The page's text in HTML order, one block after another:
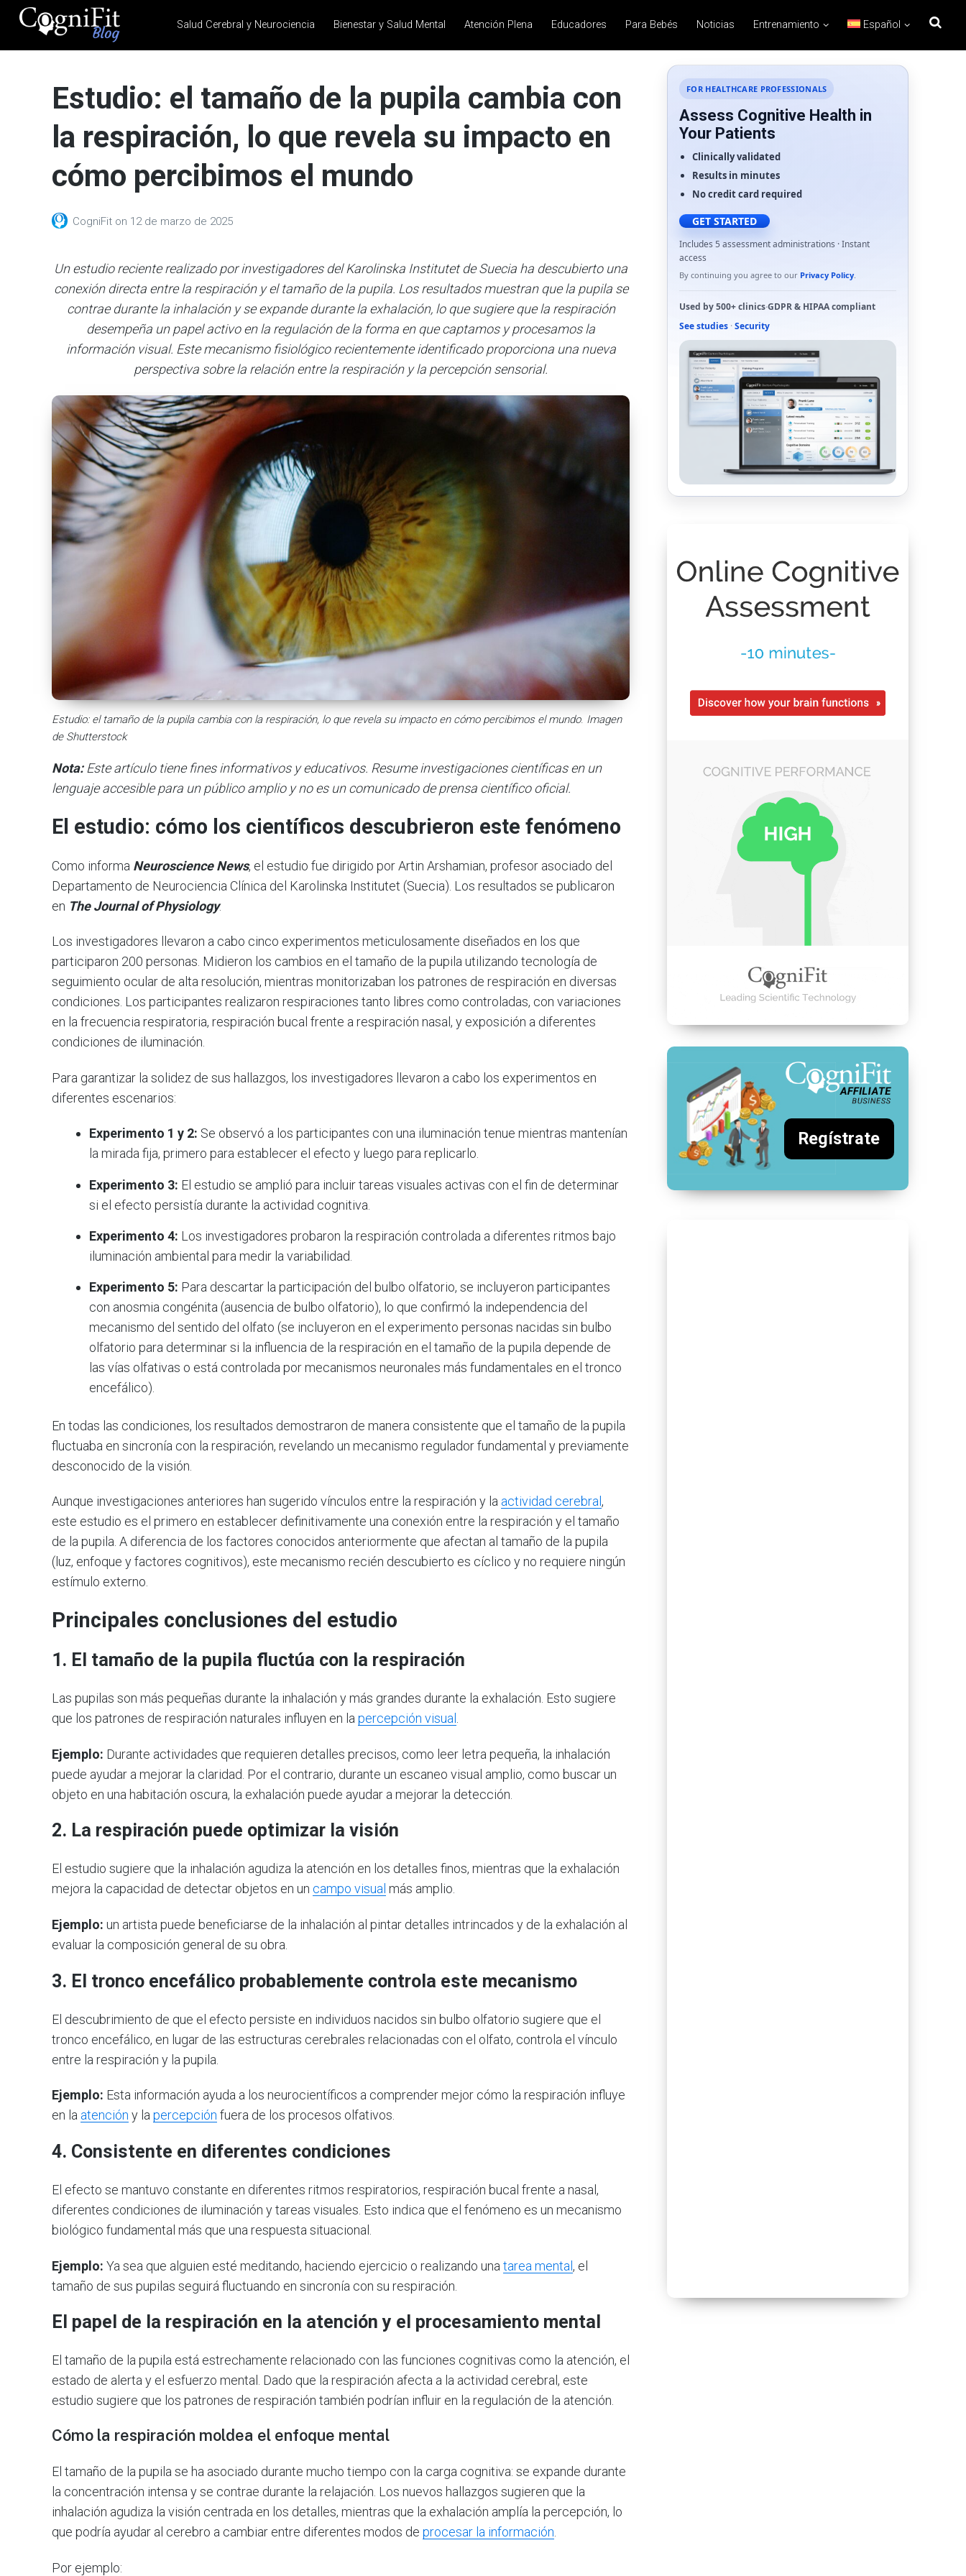
CogniFit
Health
News
Brain Training, Mental
Salud Cerebral y Neurociencia Bienestar y Salud Mental Atención Plena Educadores Para Bebés Noticias Entrenamiento Español
Estudio: el tamaño de la pupila cambia con
la respiración, lo que revela su impacto en
cómo percibimos el mundo
CogniFit on 12 de marzo de 2025
Un estudio reciente realizado por investigadores del Karolinska Institutet de Suecia ha descubierto una
conexión directa entre la respiración y el tamaño de la pupila. Los resultados muestran que la pupila se
contrae durante la inhalación y se expande durante la exhalación, lo que sugiere que la respiración
desempeña un papel activo en la regulación de la forma en que captamos y procesamos la
información visual. Este mecanismo fisiológico recientemente identificado proporciona una nueva
perspectiva sobre la relación entre la respiración y la percepción sensorial.
Estudio: el tamaño de la pupila cambia con la respiración, lo que revela su impacto en cómo percibimos el mundo. Imagen
de Shutterstock
Nota:Este artículo tiene fines informativos y educativos. Resume investigaciones científicas en un
lenguaje accesible para un público amplio y no es un comunicado de prensa científico oficial.
El estudio: cómo los científicos descubrieron este fenómeno
Como informa Neuroscience News, el estudio fue dirigido por Artin Arshamian, profesor asociado del
Departamento de Neurociencia Clínica del Karolinska Institutet (Suecia). Los resultados se publicaron
en The Journal of Physiology.
Los investigadores llevaron a cabo cinco experimentos meticulosamente diseñados en los que
participaron 200 personas. Midieron los cambios en el tamaño de la pupila utilizando tecnología de
seguimiento ocular de alta resolución, mientras monitorizaban los patrones de respiración en diversas
condiciones. Los participantes realizaron respiraciones tanto libres como controladas, con variaciones
en la frecuencia respiratoria, respiración bucal frente a respiración nasal, y exposición a diferentes
condiciones de iluminación.
Para garantizar la solidez de sus hallazgos, los investigadores llevaron a cabo los experimentos en
diferentes escenarios:
Experimento 1 y 2: Se observó a los participantes con una iluminación tenue mientras mantenían
la mirada fija, primero para establecer el efecto y luego para replicarlo.
Experimento 3: El estudio se amplió para incluir tareas visuales activas con el fin de determinar
si el efecto persistía durante la actividad cognitiva.
Experimento 4: Los investigadores probaron la respiración controlada a diferentes ritmos bajo
iluminación ambiental para medir la variabilidad.
Experimento 5: Para descartar la participación del bulbo olfatorio, se incluyeron participantes
con anosmia congénita (ausencia de bulbo olfatorio), lo que confirmó la independencia del
mecanismo del sentido del olfato (se incluyeron en el experimento personas nacidas sin bulbo
olfatorio para determinar si la influencia de la respiración en el tamaño de la pupila depende de
las vías olfativas o está controlada por mecanismos neuronales más fundamentales en el tronco
encefálico).
En todas las condiciones, los resultados demostraron de manera consistente que el tamaño de la pupila
fluctuaba en sincronía con la respiración, revelando un mecanismo regulador fundamental y previamente
desconocido de la visión.
Aunque investigaciones anteriores han sugerido vínculos entre la respiración y la actividad cerebral,
este estudio es el primero en establecer definitivamente una conexión entre la respiración y el tamaño
de la pupila. A diferencia de los factores conocidos anteriormente que afectan al tamaño de la pupila
(luz, enfoque y factores cognitivos), este mecanismo recién descubierto es cíclico y no requiere ningún
estímulo externo.
Principales conclusiones del estudio
1. El tamaño de la pupila fluctúa con la respiración
Las pupilas son más pequeñas durante la inhalación y más grandes durante la exhalación. Esto sugiere
que los patrones de respiración naturales influyen en la percepción visual
Ejemplo: Durante actividades que requieren detalles precisos, como leer letra pequeña, la inhalación
puede ayudar a mejorar la claridad. Por el contrario, durante un escaneo visual amplio, como buscar un
objeto en una habitación oscura, la exhalación puede ayudar a mejorar la detección.
2. La respiración puede optimizar la visión
El estudio sugiere que la inhalación agudiza la atención en los detalles finos, mientras que la exhalación
mejora la capacidad de detectar objetos en un campo visual más amplio.
Ejemplo: un artista puede beneficiarse de la inhalación al pintar detalles intrincados y de la exhalación al
evaluar la composición general de su obra.
3. El tronco encefálico probablemente controla este mecanismo
El descubrimiento de que el efecto persiste en individuos nacidos sin bulbo olfatorio sugiere que el
tronco encefálico, en lugar de las estructuras cerebrales relacionadas con el olfato, controla el vínculo
entre la respiración y la pupila.
Ejemplo: Esta información ayuda a los neurocientíficos a comprender mejor cómo la respiración influye
en la atención y lapercepción fuera de los procesos olfativos.
4. Consistente en diferentes condiciones
El efecto se mantuvo constante en diferentes ritmos respiratorios, respiración bucal frente a nasal,
diferentes condiciones de iluminación y tareas visuales. Esto indica que el fenómeno es un mecanismo
biológico fundamental más que una respuesta situacional.
Ejemplo: Ya sea que alguien esté meditando, haciendo ejercicio o realizando una tarea mental, el
tamaño de sus pupilas seguirá fluctuando en sincronía con su respiración.
El papel de la respiración en la atención y el procesamiento mental
El tamaño de la pupila está estrechamente relacionado con las funciones cognitivas como la atención, el
estado de alerta y el esfuerzo mental. Dado que la respiración afecta a la actividad cerebral, este
estudio sugiere que los patrones de respiración también podrían influir en la regulación de la atención.
Cómo la respiración moldea el enfoque mental
El tamaño de la pupila se ha asociado durante mucho tiempo con la carga cognitiva: se expande durante
la concentración intensa y se contrae durante la relajación. Los nuevos hallazgos sugieren que la
inhalación agudiza la visión centrada en los detalles, mientras que la exhalación amplía la percepción, lo
que podría ayudar al cerebro a cambiar entre diferentes modos de procesar la información
Por ejemplo:
FOR HEALTHCARE PROFESSIONALS
Assess Cognitive Health in
Your Patients
Clinically validated
Results in minutes
No credit card required
GET STARTED
Includes 5 assessment administrations · Instant
access
By continuing you agree to our Privacy Policy.
Used by500+ clinics·GDPR& HIPAAcompliant
See studies · Security
Regístrate